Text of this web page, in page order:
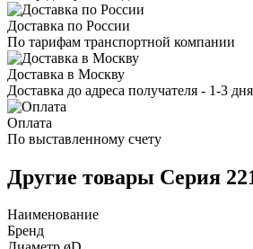
Доставка по России
По тарифам транспортной компании
Доставка в Москву
Доставка до адреса получателя - 1-3
Оплата
По выставленному счету
Другие товары Серия
Наименование
Бренд